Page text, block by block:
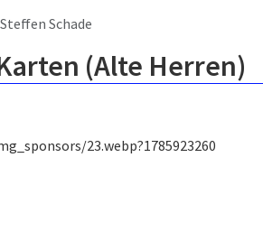
Steffen Schade
(Alte Herren)
23.webp?1785923260